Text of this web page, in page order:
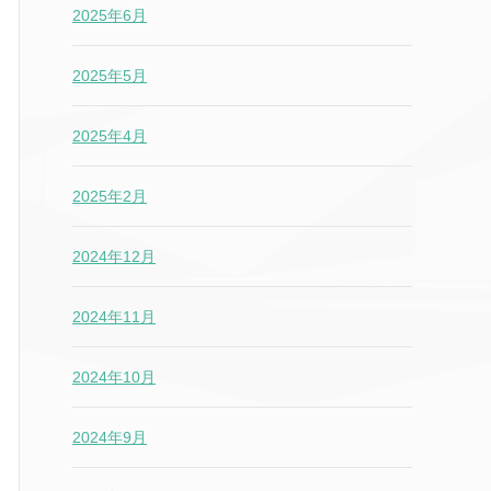
2025年6月
2025年5月
2025年4月
2025年2月
2024年12月
2024年11月
2024年10月
2024年9月